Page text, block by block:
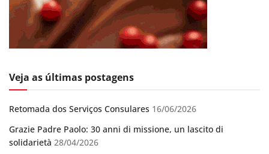
Veja as últimas postagens
Retomada dos Serviços Consulares 16/06/2026
Grazie Padre Paolo: 30 anni di missione, un lascito di
solidarietà 28/04/2026